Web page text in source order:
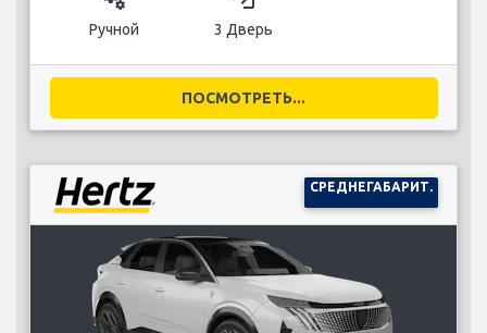
Ручной 3 Дверь
ПОСМОТРЕТЬ...
СРЕДНЕГАБАРИТ.